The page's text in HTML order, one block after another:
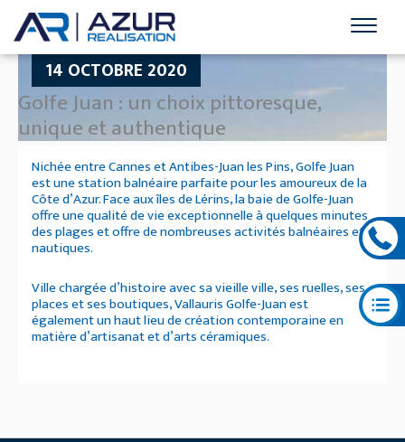
14 OCTOBRE 2020
Golfe Juan : un choix pittoresque,
unique et authentique
Nichée entre Cannes et Antibes-Juan les Pins, Golfe Juan
est une station balnéaire parfaite pour les amoureux de la
Côte d’Azur. Face aux îles de Lérins, la baie de Golfe-Juan
offre une qualité de vie exceptionnelle à quelques minutes
des plages et offre de nombreuses activités balnéaires et
nautiques.
Ville chargée d’histoire avec sa vieille ville, ses ruelles, ses
places et ses boutiques, Vallauris Golfe-Juan est
également un haut lieu de création contemporaine en
matière d’artisanat et d’arts céramiques.